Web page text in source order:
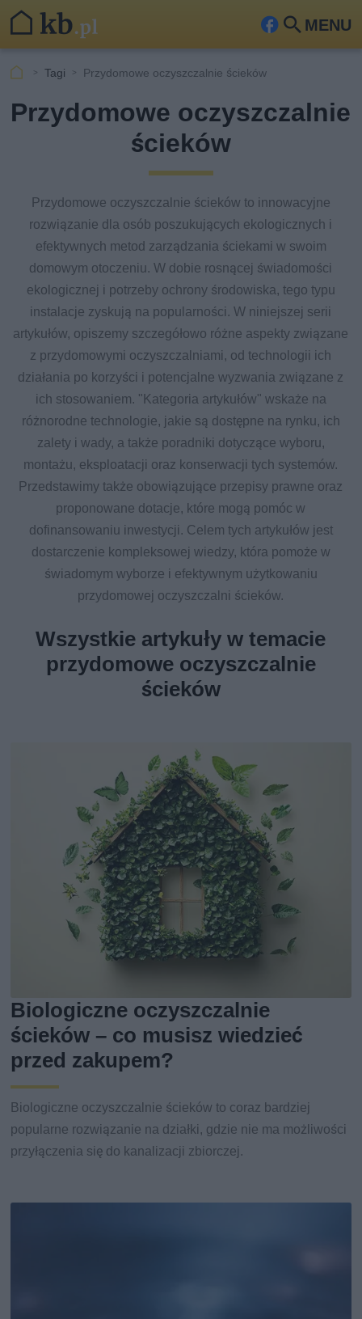
MENU
Fa
ook
Szu
Tagi Przydomowe oczyszczalnie ścieków
Przydomowe oczyszczalnie
ścieków
Przydomowe oczyszczalnie ścieków to innowacyjne
rozwiązanie dla osób poszukujących ekologicznych i
efektywnych metod zarządzania ściekami w swoim
domowym otoczeniu. W dobie rosnącej świadomości
ekologicznej i potrzeby ochrony środowiska, tego typu
instalacje zyskują na popularności. W niniejszej serii
artykułów, opiszemy szczegółowo różne aspekty związane
z przydomowymi oczyszczalniami, od technologii ich
działania po korzyści i potencjalne wyzwania związane z
ich stosowaniem. "Kategoria artykułów" wskaże na
różnorodne technologie, jakie są dostępne na rynku, ich
zalety i wady, a także poradniki dotyczące wyboru,
montażu, eksploatacji oraz konserwacji tych systemów.
Przedstawimy także obowiązujące przepisy prawne oraz
proponowane dotacje, które mogą pomóc w
dofinansowaniu inwestycji. Celem tych artykułów jest
dostarczenie kompleksowej wiedzy, która pomoże w
świadomym wyborze i efektywnym użytkowaniu
przydomowej oczyszczalni ścieków.
Wszystkie artykuły w temacie
przydomowe oczyszczalnie
ścieków
Biologiczne oczyszczalnie
ścieków – co musisz wiedzieć
przed zakupem?
Biologiczne oczyszczalnie ścieków to coraz bardziej
popularne rozwiązanie na działki, gdzie nie ma możliwości
przyłączenia się do kanalizacji zbiorczej.